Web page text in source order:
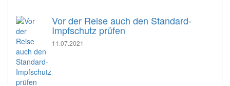
Vor der Reise auch den Standard-
Impfschutz prüfen
11.07.2021